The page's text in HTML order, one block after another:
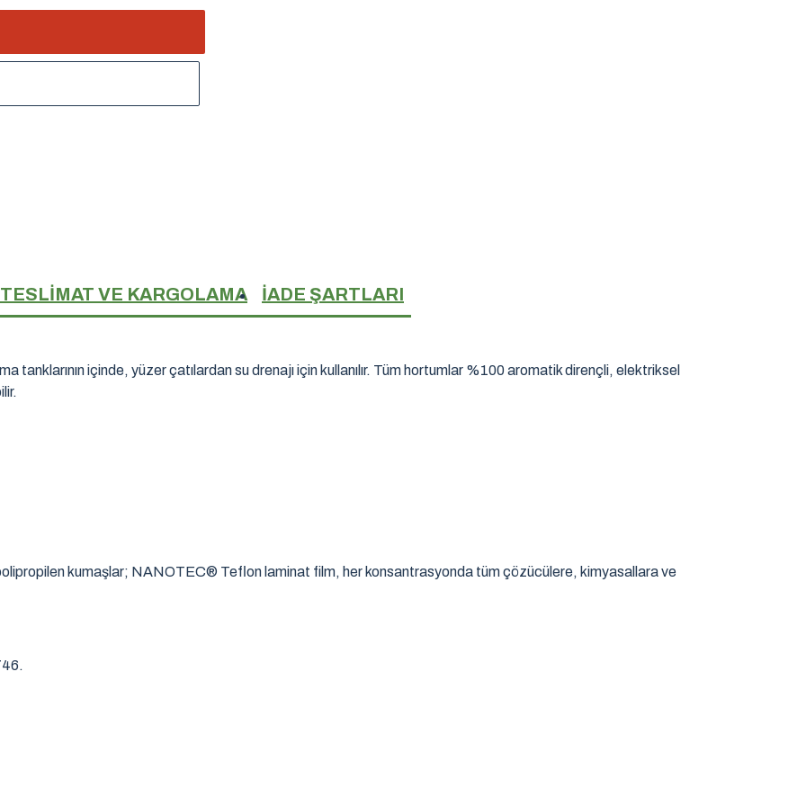
TESLIMAT VE KARGOLAMA İADE ŞARTLARI
içinde, yüzer çatılardan su drenajı için kullanılır. Tüm hortumlar %100 aromatik dirençli, elektriksel
kumaşlar; NANOTEC® Teflon laminat film, her konsantrasyonda tüm çözücülere, kimyasallara ve